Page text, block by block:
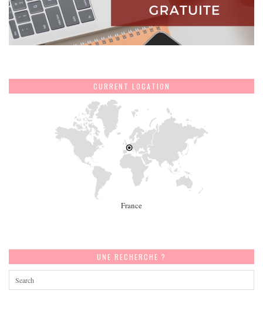
CURRENT LOCATION
France
UNE RECHERCHE ?